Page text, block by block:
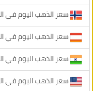
سعر الذهب اليوم في
سعر الذهب اليوم في
سعر الذهب اليوم في
سعر الذهب اليوم في